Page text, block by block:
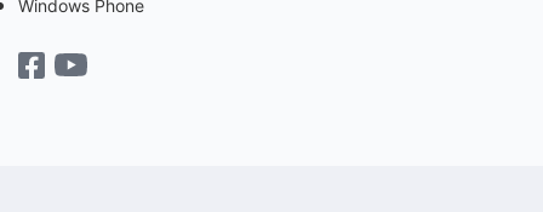
Windows Phone